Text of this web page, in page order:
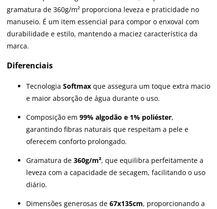
gramatura de 360g/m² proporciona leveza e praticidade no
manuseio. É um item essencial para compor o enxoval com
durabilidade e estilo, mantendo a maciez característica da
marca.
Diferenciais
Tecnologia Softmax que assegura um toque extra macio
e maior absorção de água durante o uso.
Composição em 99% algodão e 1% poliéster,
garantindo fibras naturais que respeitam a pele e
oferecem conforto prolongado.
Gramatura de 360g/m², que equilibra perfeitamente a
leveza com a capacidade de secagem, facilitando o uso
diário.
Dimensões generosas de 67x135cm, proporcionando a